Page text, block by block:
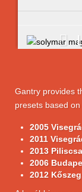
Gantry provides
presets based
2005
2011
2013
2006
2012